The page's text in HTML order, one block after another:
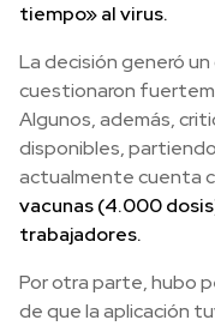
tiempo» al virus.
La decisión generó
cuestionaron
Algunos, además,
disponibles,
actualmente cuenta
vacunas (4.000
trabajadores.
Por otra parte, hubo
de que la aplicación